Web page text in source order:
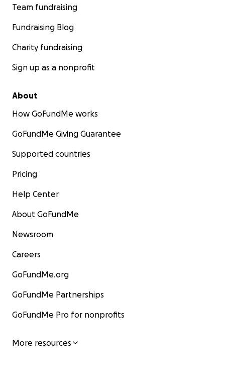
Team fundraising
Fundraising Blog
Charity fundraising
Sign up as a nonprofit
About
How GoFundMe works
GoFundMe Giving Guarantee
Supported countries
Pricing
Help Center
About GoFundMe
Newsroom
Careers
GoFundMe.org
GoFundMe Partnerships
GoFundMe Pro for nonprofits
More resources